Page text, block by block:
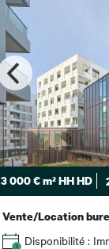
3 000 € m² HH HD
Vente/Location
Disponibilité :